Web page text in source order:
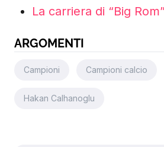
La carriera di “Big
ARGOMENTI
Campioni Campioni calcio
Hakan Calhanoglu